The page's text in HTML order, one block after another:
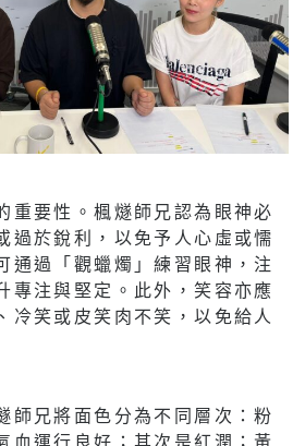
重要性。楓燧師兄認為眼神必
過於銳利，以免予人心虛或懦
通過「觀蠟燭」練習眼神，注
專注與堅定。此外，笑容亦應
冷笑或皮笑肉不笑，以免給人
師兄將面色分為不同層次：粉
血運行良好；其次是紅潤；黃